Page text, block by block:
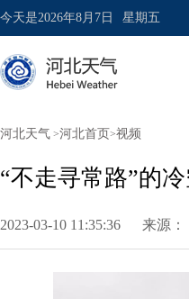
今天是2026年8月7日 星期五
河北天气 >河北首页 >视频
“不走寻常路”的
2023-03-10 11:35:36 来源：